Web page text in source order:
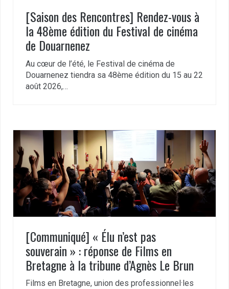
[Saison des Rencontres] Rendez-vous à
la 48ème édition du Festival de cinéma
de Douarnenez
Au cœur de l’été, le Festival de cinéma de
Douarnenez tiendra sa 48ème édition du 15 au 22
août 2026,…
[Communiqué] « Élu n’est pas
souverain » : réponse de Films en
Bretagne à la tribune d’Agnès Le Brun
Films en Bretagne, union des professionnel·les